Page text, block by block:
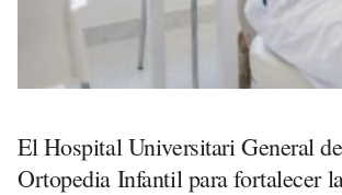
El Hospital Universitari General
Ortopedia Infantil para fortalecer